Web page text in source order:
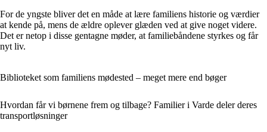
For de yngste bliver det en måde at lære familiens historie og værdier
at kende på, mens de ældre oplever glæden ved at give noget videre.
Det er netop i disse gentagne møder, at familiebåndene styrkes og får
nyt liv.
Biblioteket som familiens mødested – meget mere end bøger
Hvordan får vi børnene frem og tilbage? Familier i Varde deler deres
transportløsninger